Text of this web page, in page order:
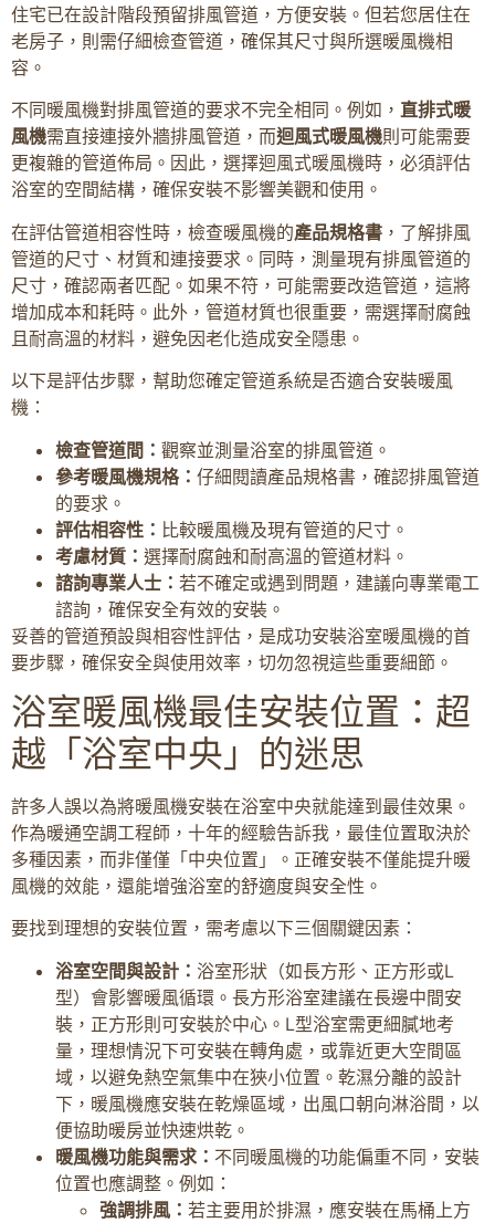
住宅已在設計階段預留排風管道，方便安裝。但若您居住在
老房子，則需仔細檢查管道，確保其尺寸與所選暖風機相
容。
不同暖風機對排風管道的要求不完全相同。例如， 直排式暖
風機需直接連接外牆排風管道，而迴風式暖風機則可能需要
更複雜的管道佈局。因此，選擇迴風式暖風機時，必須評估
浴室的空間結構，確保安裝不影響美觀和使用。
在評估管道相容性時，檢查暖風機的產品規格書 ，了解排風
管道的尺寸、材質和連接要求。同時，測量現有排風管道的
尺寸，確認兩者匹配。如果不符，可能需要改造管道，這將
增加成本和耗時。此外，管道材質也很重要，需選擇耐腐蝕
且耐高溫的材料，避免因老化造成安全隱患。
以下是評估步驟，幫助您確定管道系統是否適合安裝暖風
機：
檢查管道間： 觀察並測量浴室的排風管道。
參考暖風機規格： 仔細閱讀產品規格書，確認排風管道
的要求。
評估相容性： 比較暖風機及現有管道的尺寸。
考慮材質： 選擇耐腐蝕和耐高溫的管道材料。
諮詢專業人士： 若不確定或遇到問題，建議向專業電工
諮詢，確保安全有效的安裝。
妥善的管道預設與相容性評估，是成功安裝浴室暖風機的首
要步驟，確保安全與使用效率，切勿忽視這些重要細節。
浴室暖風機最佳安裝位置：超
越「浴室中央」的迷思
許多人誤以為將暖風機安裝在浴室中央就能達到最佳效果。
作為暖通空調工程師，十年的經驗告訴我，最佳位置取決於
多種因素，而非僅僅「中央位置」。正確安裝不僅能提升暖
風機的效能，還能增強浴室的舒適度與安全性。
要找到理想的安裝位置，需考慮以下三個關鍵因素：
浴室空間與設計： 浴室形狀（如長方形、正方形或L
型）會影響暖風循環。長方形浴室建議在長邊中間安
裝，正方形則可安裝於中心。L型浴室需更細膩地考
量，理想情況下可安裝在轉角處，或靠近更大空間區
域，以避免熱空氣集中在狹小位置。乾濕分離的設計
下，暖風機應安裝在乾燥區域，出風口朝向淋浴間，以
便協助暖房並快速烘乾。
暖風機功能與需求： 不同暖風機的功能偏重不同，安裝
位置也應調整。例如：
強調排風： 若主要用於排濕，應安裝在馬桶上方